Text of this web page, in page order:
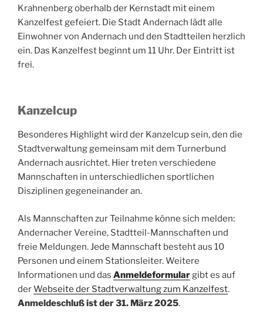
Krahnenberg oberhalb der Kernstadt mit einem
Kanzelfest gefeiert. Die Stadt Andernach lädt alle
Einwohner von Andernach und den Stadtteilen herzlich
ein. Das Kanzelfest beginnt um 11 Uhr. Der Eintritt ist
frei.
Kanzelcup
Besonderes Highlight wird der Kanzelcup sein, den die
Stadtverwaltung gemeinsam mit dem Turnerbund
Andernach ausrichtet. Hier treten verschiedene
Mannschaften in unterschiedlichen sportlichen
Disziplinen gegeneinander an.
Als Mannschaften zur Teilnahme könne sich melden:
Andernacher Vereine, Stadtteil-Mannschaften und
freie Meldungen. Jede Mannschaft besteht aus 10
Personen und einem Stationsleiter. Weitere
Informationen und das Anmeldeformulargibt es auf
derWebseite der Stadtverwaltung zum Kanzelfest.
Anmeldeschluß ist der 31. März 2025.